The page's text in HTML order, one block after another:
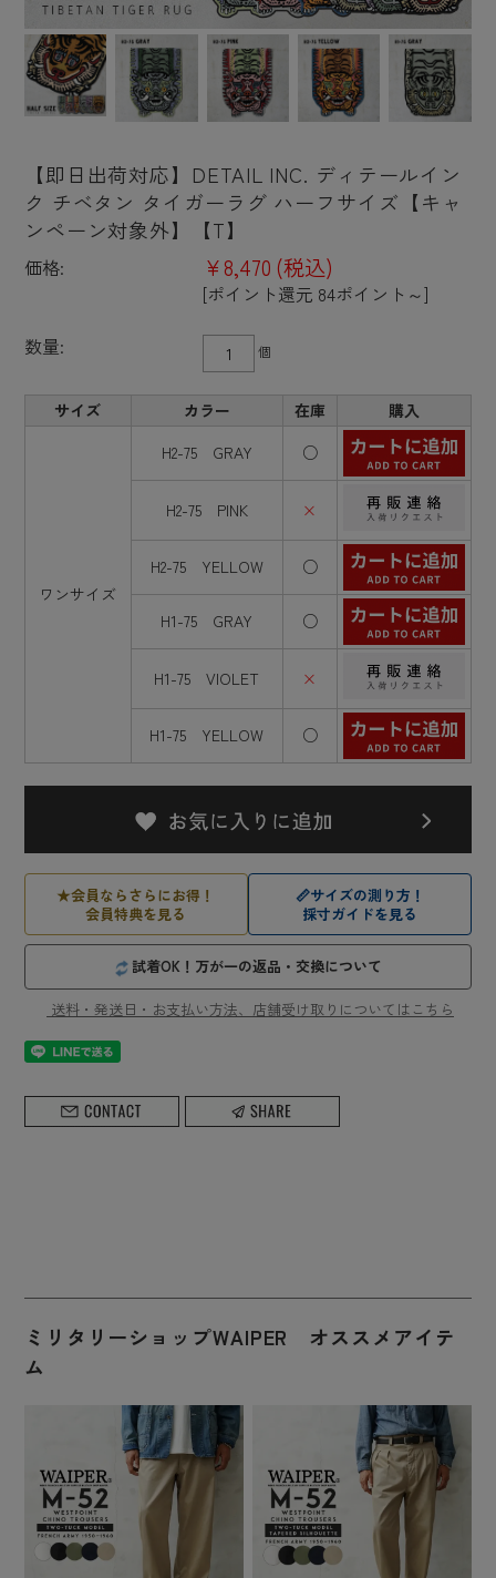
【即日出荷対応】DETAIL INC. ディテールイン
ク チベタン タイガーラグ ハーフサイズ【キャ
ンペーン対象外】【T】
価格: ¥8,470 (税込)
[ポイント還元 84ポイント～]
数量:
個
サイズ カラー 在庫 購入
ワンサイズ
H2-75 GRAY ○
H2-75 PINK ×
H2-75 YELLOW ○
H1-75 GRAY ○
H1-75 VIOLET ×
H1-75 YELLOW ○
★会員ならさらにお得！
会員特典を見る
📏サイズの測り方！
採寸ガイドを見る
試着OK！万が一の返品・交換について
送料・発送日・お支払い方法、店舗受け取りについてはこちら
ミリタリーショップWAIPER オススメアイテ
ム